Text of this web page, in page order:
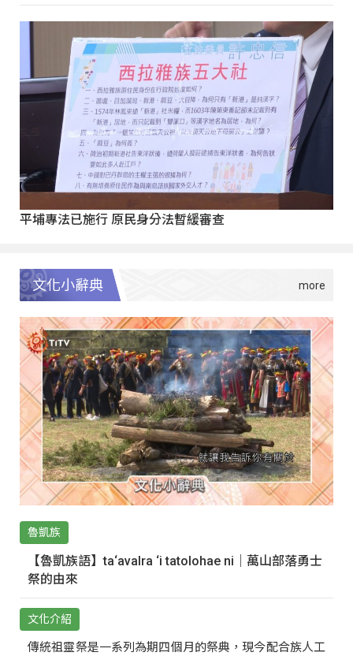
平埔專法已施行 原民身分法暫緩審查
文化小辭典
魯凱族
【魯凱族語】ta‘avalra ‘i tatolohae ni｜萬山部落勇士
祭的由來
文化介紹
傳統祖靈祭是一系列為期四個月的祭典，現今配合族人工